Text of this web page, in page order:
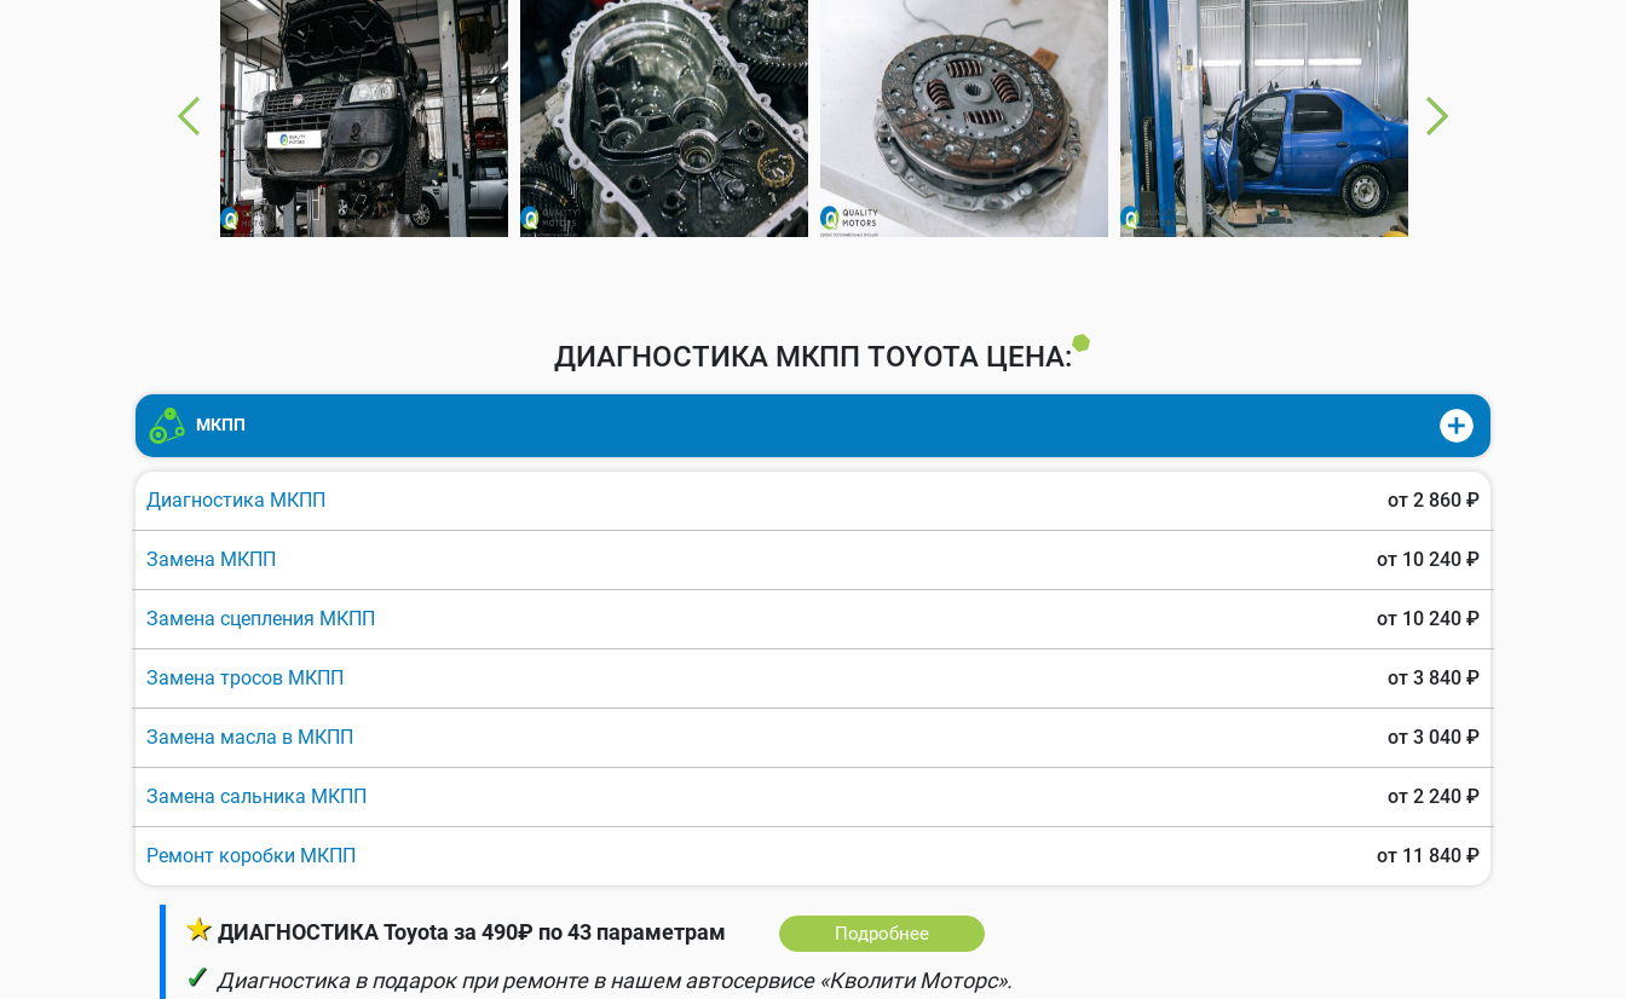
ДИАГНОСТИКА МКПП TOYOTA ЦЕНА:
МКПП
Диагностика МКПП от 2 860 ₽
Замена МКПП от 10 240 ₽
Замена сцепления МКПП от 10 240 ₽
Замена тросов МКПП от 3 840 ₽
Замена масла в МКПП от 3 040 ₽
Замена сальника МКПП от 2 240 ₽
Ремонт коробки МКПП от 11 840 ₽
★ ДИАГНОСТИКА Toyota за 490₽ по 43 параметрам Подробнее
✓ Диагностика в подарок при ремонте в нашем автосервисе «Кволити Моторс».